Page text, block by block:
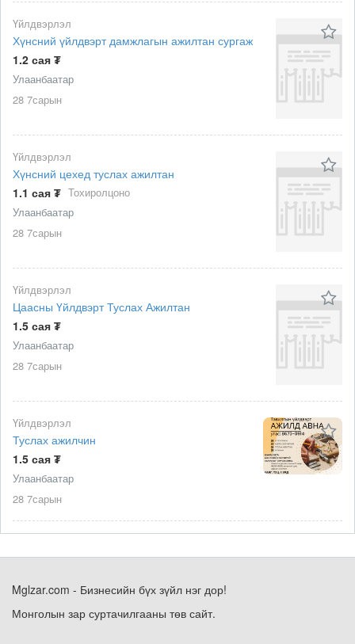
Үйлдвэрлэл
Хүнсний үйлдвэрт дамжлагын ажилтан сургаж
1.2 сая ₮
Улаанбаатар
28 7сарын
Үйлдвэрлэл
Хүнсний цехед туслах ажилтан
1.1 сая ₮ Тохиролцоно
Улаанбаатар
28 7сарын
Үйлдвэрлэл
Цаасны Үйлдвэрт Туслах Ажилтан
1.5 сая ₮
Улаанбаатар
28 7сарын
Үйлдвэрлэл
Туслах ажилчин
1.5 сая ₮
Улаанбаатар
28 7сарын
Mglzar.com - Бизнесийн бүх зүйл нэг дор!
Монголын зар суртачилгааны төв сайт.